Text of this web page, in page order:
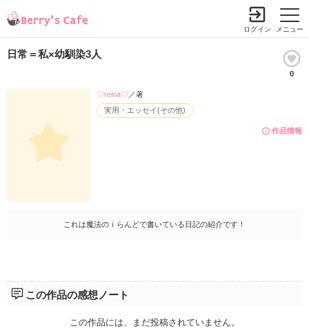
メニュー
ログイン
日常＝私×幼馴染3人
0
作品情報
実用・エッセイ(その他)
♡reina♡ ／著
これは魔法のｉらんどで書いている日記の紹介です！
この作品の感想ノート
この作品には、まだ投稿されていません。